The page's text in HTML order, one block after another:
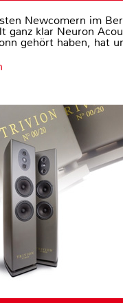
Newcomern im
ganz klar Neuron
gehört haben, hat